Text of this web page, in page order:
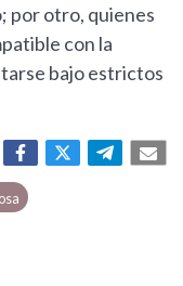
por otro, quienes
con la
bajo estrictos